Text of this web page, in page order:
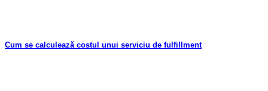
Cum se calculează costul unui serviciu de fulfillment